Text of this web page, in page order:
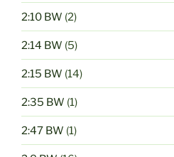
2:10 BW (2)
2:14 BW (5)
2:15 BW (14)
2:35 BW (1)
2:47 BW (1)